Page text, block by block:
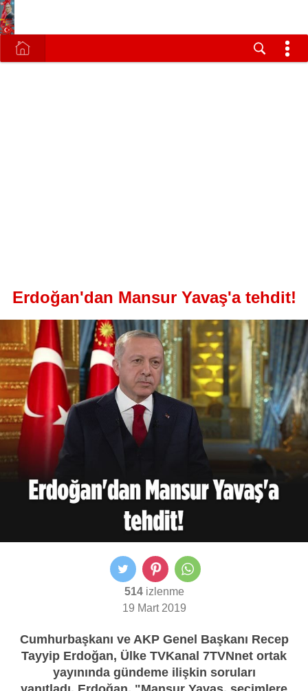
Erdoğan'dan Mansur Yavaş'a tehdit!
514izlenme
19 Mart 2019
Cumhurbaşkanı ve AKP Genel Başkanı Recep
Tayyip Erdoğan, Ülke TVKanal 7TVNnet ortak
yayınında gündeme ilişkin soruları